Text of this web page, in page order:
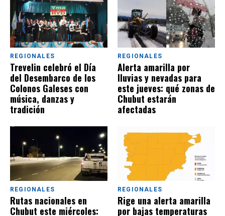
REGIONALES
Trevelin celebró el Día
del Desembarco de los
Colonos Galeses con
música, danzas y
tradición
REGIONALES
Alerta amarilla por
lluvias y nevadas para
este jueves: qué zonas de
Chubut estarán
afectadas
REGIONALES
Rutas nacionales en
Chubut este miércoles:
REGIONALES
Rige una alerta amarilla
por bajas temperaturas